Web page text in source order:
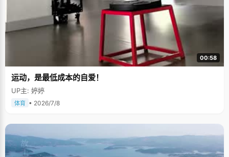
00:58
运动，是最低成本的自爱！
UP主: 婷婷
体育 • 2026/7/8